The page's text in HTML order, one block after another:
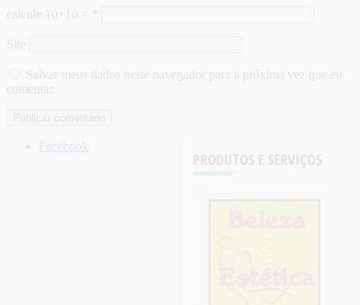
calcule 10+10 =
Site
Salvar meus dados neste navegador para a próxima vez que eu
comentar.
PRODUTOS E SERVIÇOS
Facebook